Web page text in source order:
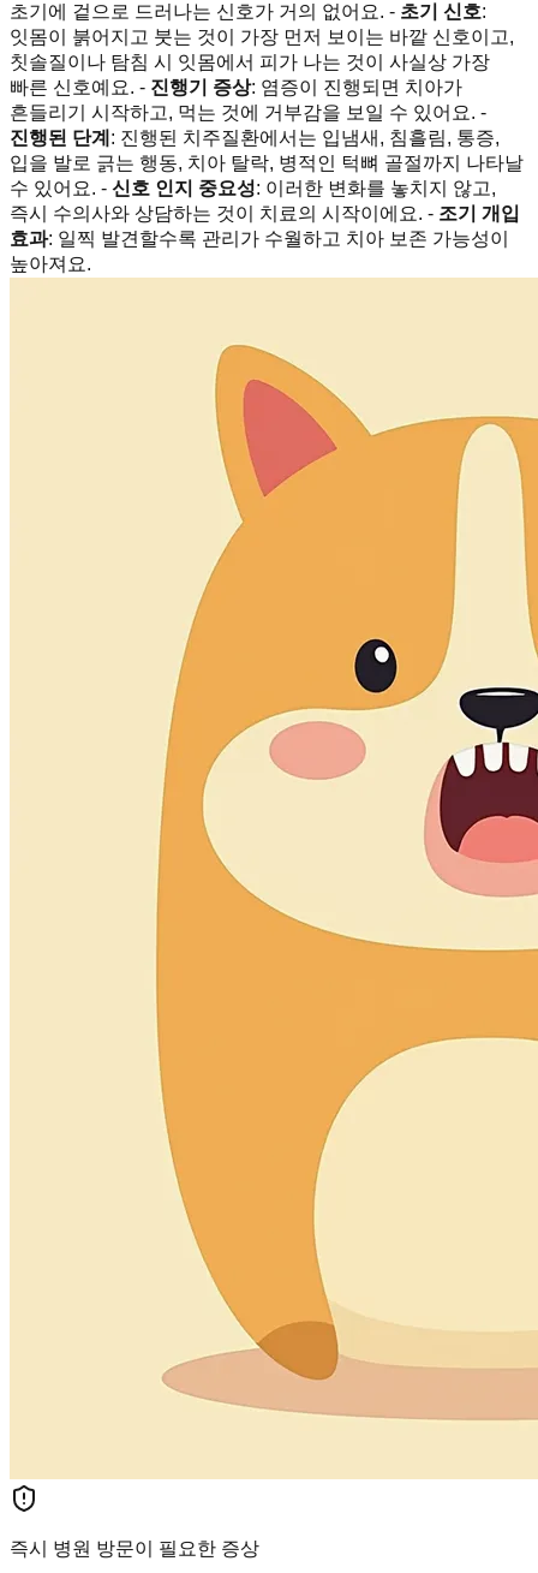
초기에 겉으로 드러나는 신호가 거의 없어요. - 초기 신호:
잇몸이 붉어지고 붓는 것이 가장 먼저 보이는 바깥 신호이고,
칫솔질이나 탐침 시 잇몸에서 피가 나는 것이 사실상 가장
빠른 신호예요. - 진행기 증상: 염증이 진행되면 치아가
흔들리기 시작하고, 먹는 것에 거부감을 보일 수 있어요. -
진행된 단계 : 진행된 치주질환에서는 입냄새, 침흘림, 통증,
입을 발로 긁는 행동, 치아 탈락, 병적인 턱뼈 골절까지 나타날
수 있어요. - 신호 인지 중요성: 이러한 변화를 놓치지 않고,
즉시 수의사와 상담하는 것이 치료의 시작이에요. - 조기 개입
효과: 일찍 발견할수록 관리가 수월하고 치아 보존 가능성이
높아져요.
즉시 병원 방문이 필요한 증상